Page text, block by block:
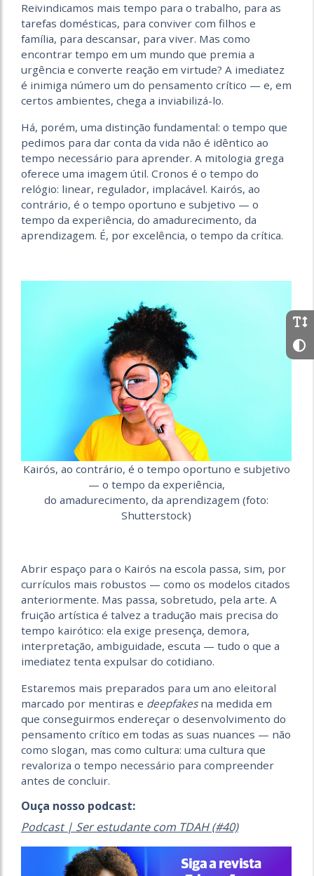
Reivindicamos mais tempo para o trabalho, para as
tarefas domésticas, para conviver com filhos e
família, para descansar, para viver. Mas como
encontrar tempo em um mundo que premia a
urgência e converte reação em virtude? A imediatez
é inimiga número um do pensamento crítico — e, em
certos ambientes, chega a inviabilizá-lo.
Há, porém, uma distinção fundamental: o tempo que
pedimos para dar conta da vida não é idêntico ao
tempo necessário para aprender. A mitologia grega
oferece uma imagem útil. Cronos é o tempo do
relógio: linear, regulador, implacável. Kairós, ao
contrário, é o tempo oportuno e subjetivo — o
tempo da experiência, do amadurecimento, da
aprendizagem. É, por excelência, o tempo da crítica.
Kairós, ao contrário, é o tempo oportuno e subjetivo
— o tempo da experiência,
do amadurecimento, da aprendizagem (foto:
Shutterstock)
Abrir espaço para o Kairós na escola passa, sim, por
currículos mais robustos — como os modelos citados
anteriormente. Mas passa, sobretudo, pela arte. A
fruição artística é talvez a tradução mais precisa do
tempo kairótico: ela exige presença, demora,
interpretação, ambiguidade, escuta — tudo o que a
imediatez tenta expulsar do cotidiano.
Estaremos mais preparados para um ano eleitoral
marcado por mentiras e deepfakesna medida em
que conseguirmos endereçar o desenvolvimento do
pensamento crítico em todas as suas nuances — não
como slogan, mas como cultura: uma cultura que
revaloriza o tempo necessário para compreender
antes de concluir.
Ouça nosso podcast:
Podcast | Ser estudante com TDAH (#40)